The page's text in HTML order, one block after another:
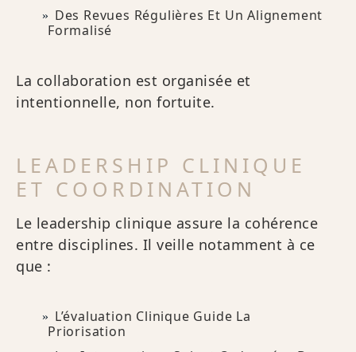
Des Revues Régulières Et Un Alignement
Formalisé
La collaboration est organisée et
intentionnelle, non fortuite.
LEADERSHIP CLINIQUE
ET COORDINATION
Le leadership clinique assure la cohérence
entre disciplines. Il veille notamment à ce
que :
L’évaluation Clinique Guide La
Priorisation